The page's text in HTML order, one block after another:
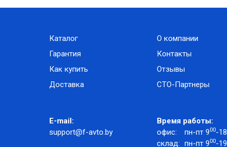
Каталог
Гарантия
Как купить
Доставка
О компании
Контакты
Отзывы
СТО-Партнеры
E-mail:
support@f-avto.by
Время работы:
офис:
пн-пт 900-18
склад: пн-пт 900-19